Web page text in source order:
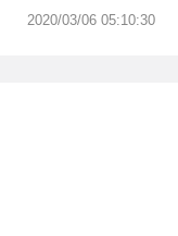
2020/03/06 05:10:30